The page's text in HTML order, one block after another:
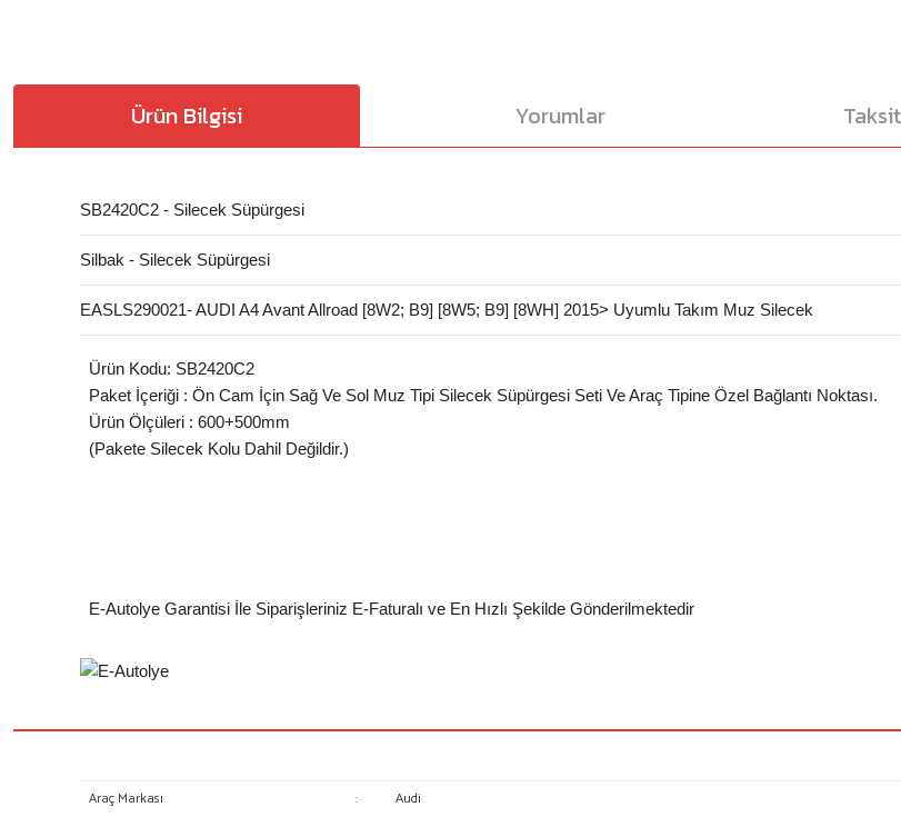
Ürün Bilgisi Yorumlar
SB2420C2 - Silecek Süpürgesi
Silbak - Silecek Süpürgesi
EASLS290021- AUDI A4 Avant Allroad [8W2; B9] [8W5; B9] [8WH] 2015> Uyumlu Takım Muz Silecek
Ürün Kodu: SB2420C2
Paket İçeriği : Ön Cam İçin Sağ Ve Sol Muz Tipi Silecek Süpürgesi Seti Ve Araç Tipine Özel Bağlantı Noktası.
Ürün Ölçüleri : 600+500mm
(Pakete Silecek Kolu Dahil Değildir.)
E-Autolye Garantisi İle Siparişleriniz E-Faturalı ve En Hızlı Şekilde Gönderilmektedir
Araç Markası : Audi